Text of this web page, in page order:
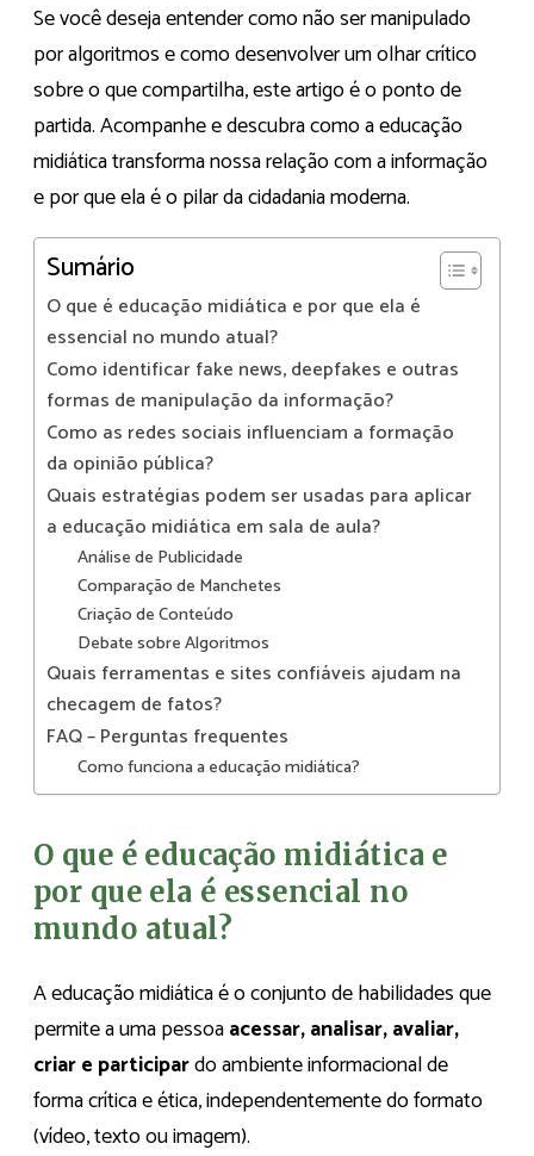
Se você deseja entender como não ser manipulado
por algoritmos e como desenvolver um olhar crítico
sobre o que compartilha, este artigo é o ponto de
partida. Acompanhe e descubra como a educação
midiática transforma nossa relação com a informação
e por que ela é o pilar da cidadania moderna.
Sumário
O que é educação midiática e por que ela é
essencial no mundo atual?
Como identificar fake news, deepfakes e outras
formas de manipulação da informação?
Como as redes sociais influenciam a formação
da opinião pública?
Quais estratégias podem ser usadas para aplicar
a educação midiática em sala de aula?
Análise de Publicidade
Comparação de Manchetes
Criação de Conteúdo
Debate sobre Algoritmos
Quais ferramentas e sites confiáveis ajudam na
checagem de fatos?
FAQ – Perguntas frequentes
Como funciona a educação midiática?
O que é educação midiática e
por que ela é essencial no
mundo atual?
A educação midiática é o conjunto de habilidades que
permite a uma pessoaacessar, analisar, avaliar,
criar e participardo ambiente informacional de
forma crítica e ética, independentemente do formato
(vídeo, texto ou imagem).